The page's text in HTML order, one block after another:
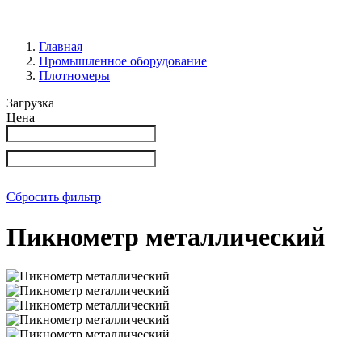
Главная
Промышленное оборудование
Плотномеры
Загрузка
Цена
Сбросить фильтр
Пикнометр металлический